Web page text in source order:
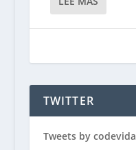
TWITTER
Tweets by codevida